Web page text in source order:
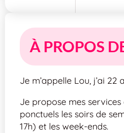
À PROPOS
Je m’appelle Lou, j’ai 22
Je propose mes
ponctuels les soirs de
17h) et les week-ends.